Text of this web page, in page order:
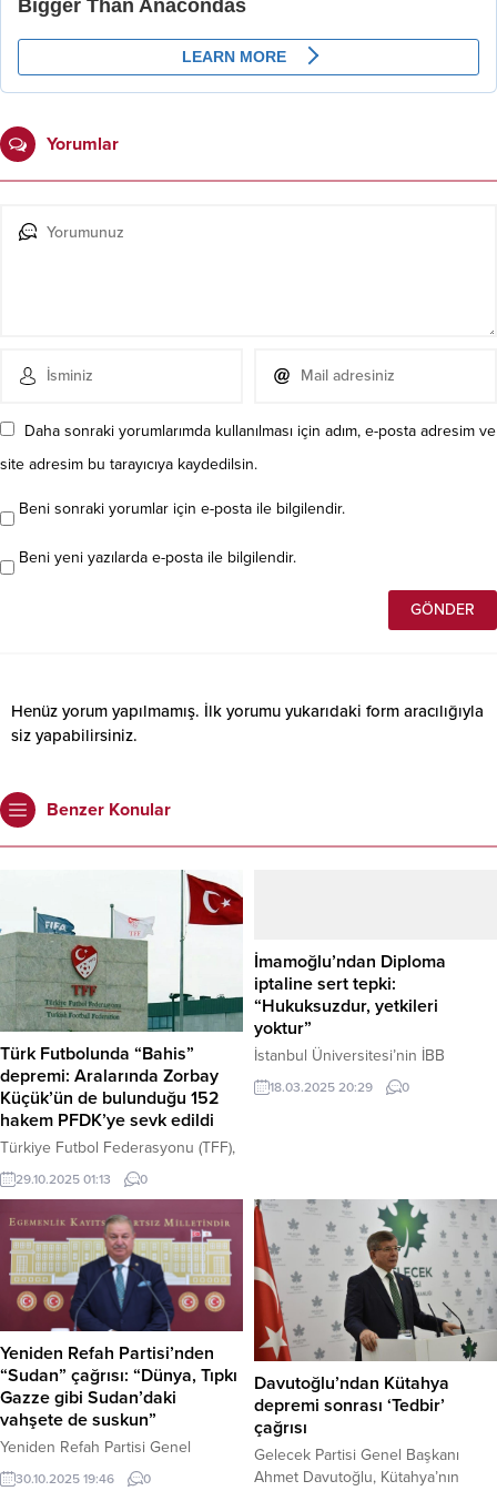
Yorumlar
Daha sonraki yorumlarımda kullanılması için adım, e-posta adresim ve
site adresim bu tarayıcıya kaydedilsin.
Beni sonraki yorumlar için e-posta ile bilgilendir.
Beni yeni yazılarda e-posta ile bilgilendir.
Henüz yorum yapılmamış. İlk yorumu yukarıdaki form aracılığıyla
siz yapabilirsiniz.
Benzer Konular
Türk Futbolunda “Bahis”
depremi: Aralarında Zorbay
Küçük’ün de bulunduğu 152
hakem PFDK’ye sevk edildi
Türkiye Futbol Federasyonu (TFF),
yasa dışı bahis oynadıkları
gerekçesiyle 7’si üst klasman
hakemi olmak üzere toplam 152
hakemin Profesyonel Futbol
Disiplin Kurulu’na (PFDK) sevk
edildiğini açıkladı. İstanbul
Cumhuriyet Başsavcılığı da konuyla
ilgili soruşturmanın TFF, Emniyet ve
MASAK iş birliğinde devam ettiğini
bildirdi. Haber Merkezi – Türk
futbolu, hakem camiasını sarsan...
29.10.2025 01:13 0
İmamoğlu’ndan Diploma
iptaline sert tepki:
“Hukuksuzdur, yetkileri
yoktur”
İstanbul Üniversitesi’nin İBB
Başkanı Ekrem İmamoğlu’nun da
aralarında bulunduğu 28 kişinin
üzerinden bir paylaşım yapan
İmamoğlu, İstanbul Üniversitesi
Yönetim Kurulu’nun aldığı kararın
“HUKUKSUZ” olduğunu ifade etti.
İmamoğlu, paylaşımında şu
ifadelere yer verdi: “İstanbul...
18.03.2025 20:29 0
Yeniden Refah Partisi’nden
“Sudan” çağrısı: “Dünya, Tıpkı
Gazze gibi Sudan’daki
vahşete de suskun”
Yeniden Refah Partisi Genel
Başkan Yardımcısı Doğan Bekin,
30.10.2025 19:46 0
Davutoğlu’ndan Kütahya
depremi sonrası ‘Tedbir’
çağrısı
Gelecek Partisi Genel Başkanı
Ahmet Davutoğlu, Kütahya’nın